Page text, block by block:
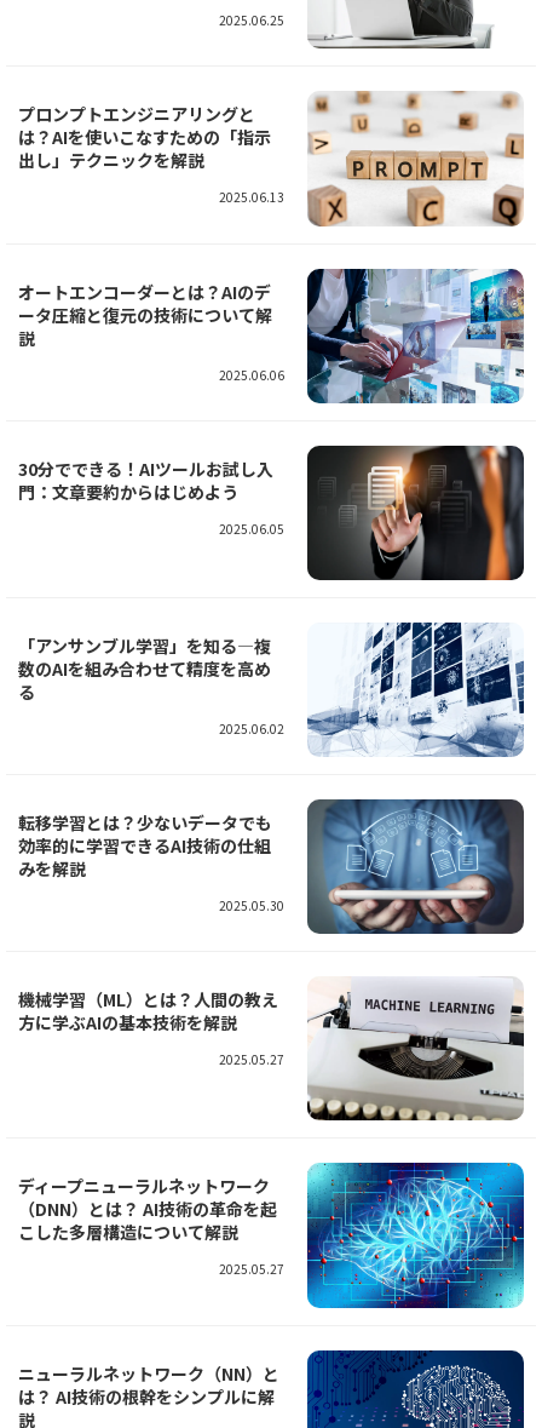
2025.06.25
プロンプトエンジニアリングと
は？AIを使いこなすための「指示
出し」テクニックを解説
2025.06.13
オートエンコーダーとは？AIのデ
ータ圧縮と復元の技術について解
説
2025.06.06
30分でできる！AIツールお試し入
門：文章要約からはじめよう
2025.06.05
「アンサンブル学習」を知る―複
数のAIを組み合わせて精度を高め
る
2025.06.02
転移学習とは？少ないデータでも
効率的に学習できるAI技術の仕組
みを解説
2025.05.30
機械学習（ML）とは？人間の教え
方に学ぶAIの基本技術を解説
2025.05.27
ディープニューラルネットワーク
（DNN）とは？ AI技術の革命を起
こした多層構造について解説
2025.05.27
ニューラルネットワーク（NN）と
は？ AI技術の根幹をシンプルに解
説